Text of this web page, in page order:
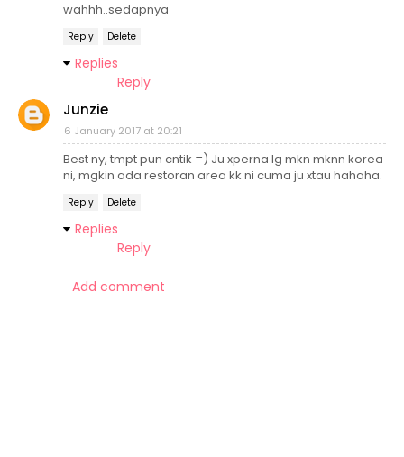
wahhh..sedapnya
Reply Delete
Replies
Reply
Junzie
6 January 2017 at 20:21
Best ny, tmpt pun cntik =) Ju xperna lg mkn mknn korea
ni, mgkin ada restoran area kk ni cuma ju xtau hahaha.
Reply Delete
Replies
Reply
Add comment